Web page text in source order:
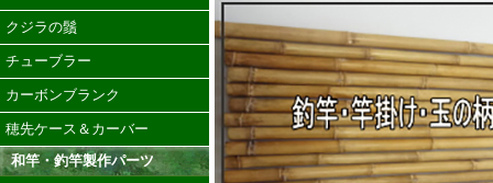
クジラの鬚
チューブラー
カーボンブランク
穂先ケース＆カーバー
和竿・釣竿製作パーツ